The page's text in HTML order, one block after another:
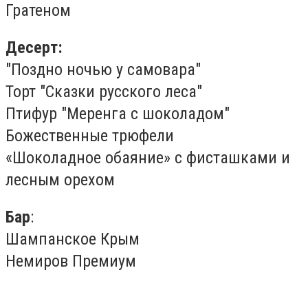
Гратеном
Десерт:
"Поздно ночью у самовара"
Торт "Сказки русского леса"
Птифур "Меренга с шоколадом"
Божественные трюфели
«Шоколадное обаяние» с фисташками и
лесным орехом
Бар:
Шампанское Крым
Немиров Премиум